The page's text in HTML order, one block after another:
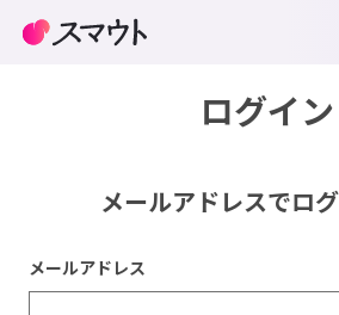
ログイン
メールアドレスでロ
メールアドレス